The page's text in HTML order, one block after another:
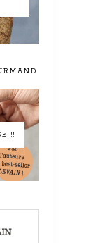
»
!!